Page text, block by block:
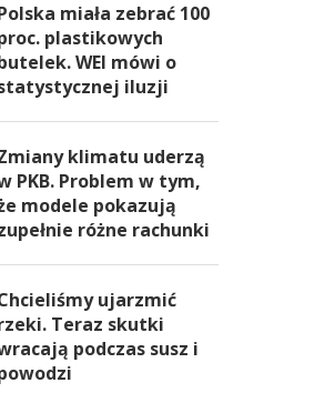
miała zebrać 100
plastikowych
WEI mówi o
iluzji
klimatu uderzą
PKB. Problem w tym,
modele pokazują
różne rachunki
ujarzmić
Teraz skutki
podczas susz i